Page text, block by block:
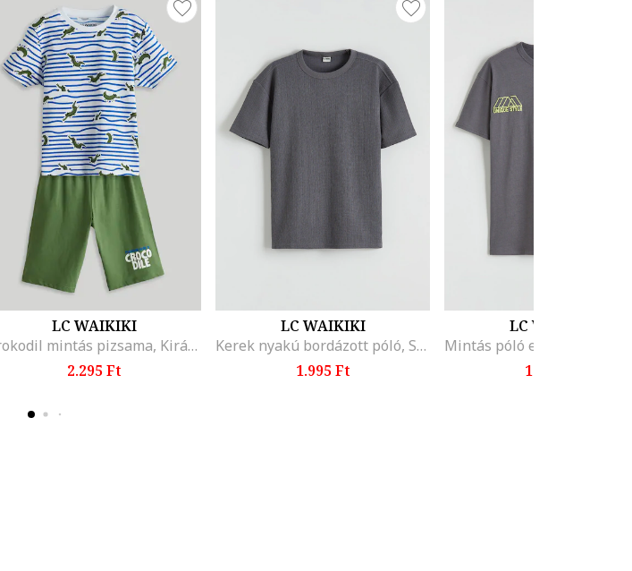
LC WAIKIKI
Krokodil mintás pizsama, Királykék/Olívazöld/Fehér
2.295 Ft
LC WAIKIKI
Kerek nyakú bordázott póló, Sötétszürke
1.995 Ft
LC WAIKIKI
1.995 Ft